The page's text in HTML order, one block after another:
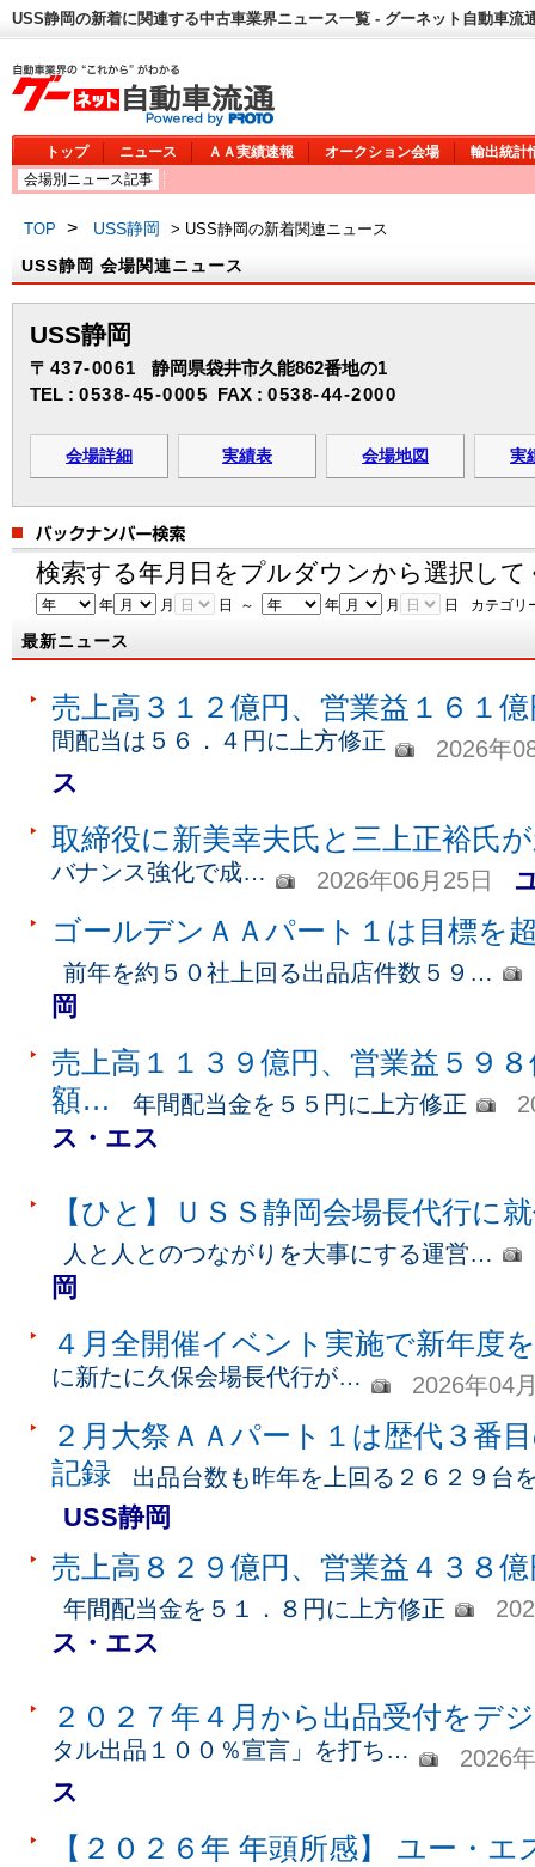
USS静岡の新着に関連する中古車業界ニュース一覧 - グーネット自動車流
トップ ニュース ＡＡ実績速報 オークション会場
輸出統計
会場別ニュース記事
TOP > USS静岡 > USS静岡の新着関連ニュース
USS静岡 会場関連ニュース
USS静岡
〒437-0061 静岡県袋井市久能862番地の1
TEL : 0538-45-0005 FAX :0538-44-2000
会場詳細 実績表 会場地図 実
検索する年月日をプルダウンから選択して
年 月 日 ～ 年 月 日 カテゴリ
最新ニュース
売上高３１２億円、営業益１６１
間配当は５６．４円に上方修正 2026年
ス
取締役に新美幸夫氏と三上正裕氏
バナンス強化で成… 2026年06月25日
ゴールデンＡＡパート１は目標を
前年を約５０社上回る出品店件数５９…
岡
売上高１１３９億円、営業益５９
額… 年間配当金を５５円に上方修正
ス・エス
【ひと】ＵＳＳ静岡会場長代行に
人と人とのつながりを大事にする運営…
岡
４月全開催イベント実施で新年度
に新たに久保会場長代行が… 2026年04
２月大祭ＡＡパート１は歴代３番
記録 出品台数も昨年を上回る２６２９台
USS静岡
売上高８２９億円、営業益４３８
年間配当金を５１．８円に上方修正
ス・エス
２０２７年４月から出品受付をデ
タル出品１００％宣言」を打ち… 2026
ス
【２０２６年 年頭所感】 ユー・